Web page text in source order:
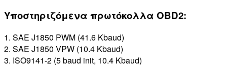
Υποστηριζόμενα πρωτόκολλα OBD2:
1. SAE J1850 PWM (41.6 Kbaud)
2. SAE J1850 VPW (10.4 Kbaud)
3. ISO9141-2 (5 baud init, 10.4 Kbaud)